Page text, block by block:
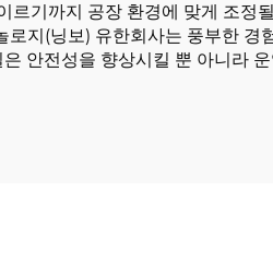
기까지 공장 환경에 맞게 조정
지(닝보) 유한회사는 풍부한 경
안전성을 향상시킬 뿐 아니라